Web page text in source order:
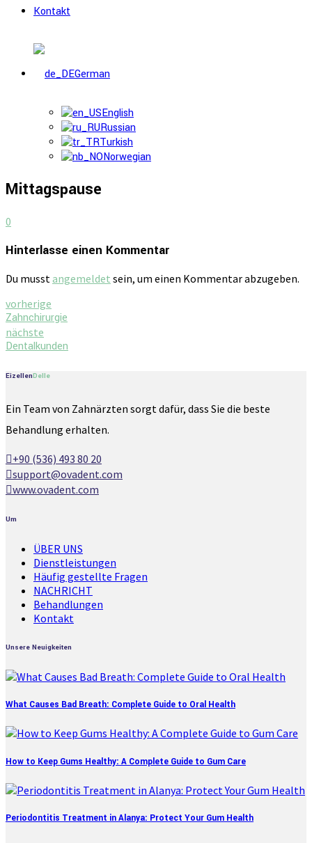
Kontakt
German
English
Russian
Turkish
Norwegian
Mittagspause
0
Hinterlasse einen Kommentar
Du musstangemeldet sein, um einen Kommentar abzugeben.
vorherige
Zahnchirurgie
nächste
Dentalkunden
EizellenDelle
Ein Team von Zahnärzten sorgt dafür, dass Sie die beste
Behandlung erhalten.
+90 (536) 493 80 20
support@ovadent.com
www.ovadent.com
Um
ÜBER UNS
Dienstleistungen
Häufig gestellte Fragen
NACHRICHT
Behandlungen
Kontakt
Unsere Neuigkeiten
What Causes Bad Breath: Complete Guide to Oral Health
How to Keep Gums Healthy: A Complete Guide to Gum Care
Periodontitis Treatment in Alanya: Protect Your Gum Health